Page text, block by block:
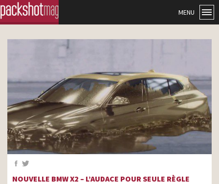
MENU
NOUVELLE BMW X2 – L’AUDACE POUR SEULE RÈGLE